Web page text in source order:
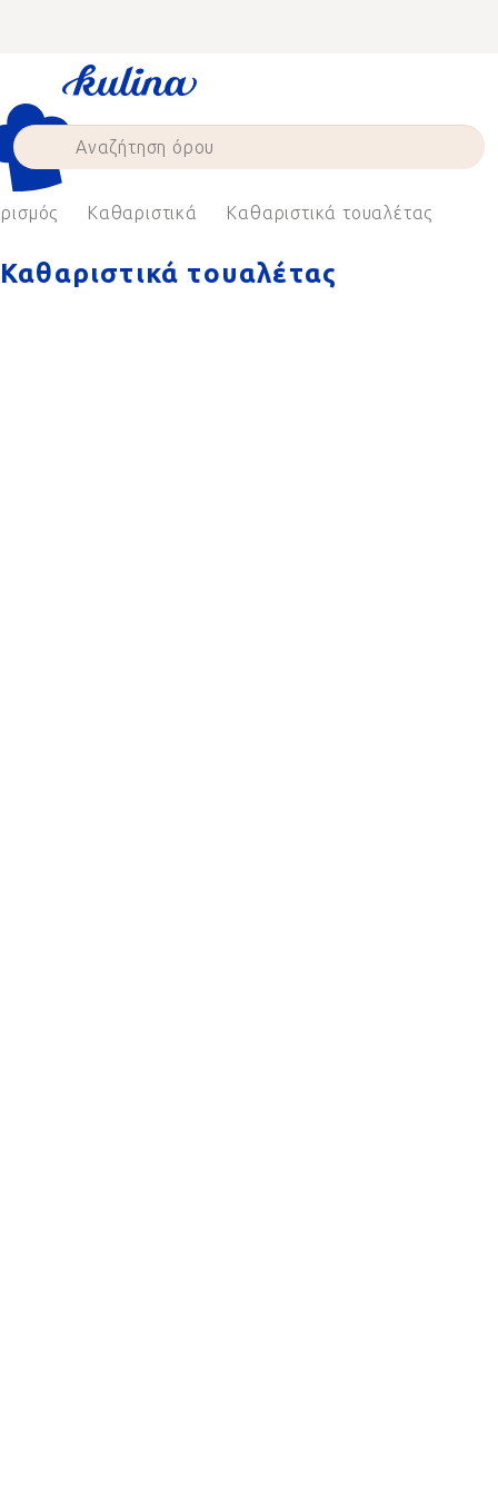
Καθαριστικά Καθαριστικά τουαλέτας
Καθαριστικά τουαλέτας